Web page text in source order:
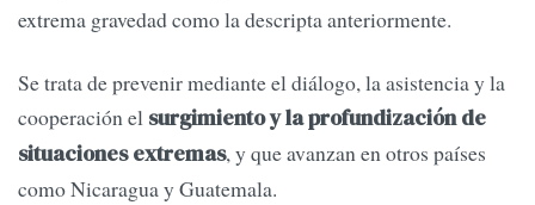
extrema gravedad como la descripta anteriormente.
Se trata de prevenir mediante el diálogo, la asisten­cia y la
cooperación el surgimiento y la profundización de
situaciones extremas, y que avanzan en otros países
como Nicaragua y Guatemala.